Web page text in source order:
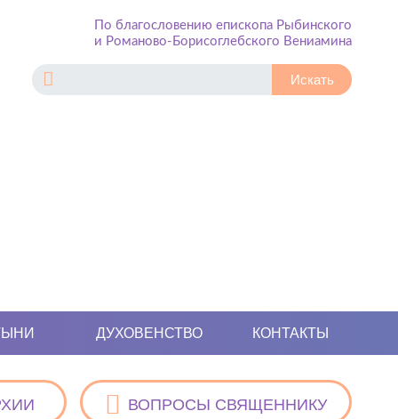
По благословению епископа Рыбинского
и Романово-Борисоглебского Вениамина
ДУХОВЕНСТВО КОНТАКТЫ
ВОПРОСЫ СВЯЩЕННИКУ